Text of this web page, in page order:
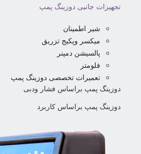
تجهیزات جانبی دوزینگ پمپ
شیر اطمینان
میکسر وپکیج تزریق
پالسیشن دمپنر
فلومتر
تعمیرات تخصصی دوزینگ پمپ
دوزینگ پمپ براساس فشار ودبی
دوزینگ پمپ براساس کاربرد